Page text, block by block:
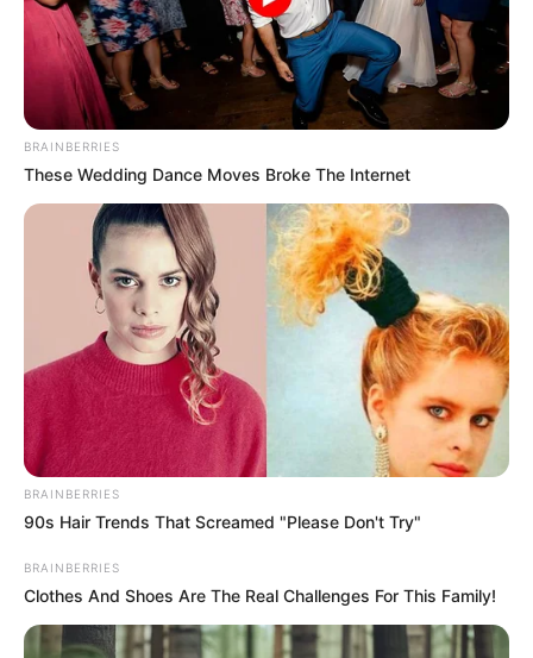
BRAINBERRIES
These Wedding Dance Moves Broke The Internet
BRAINBERRIES
90s Hair Trends That Screamed "Please Don't Try"
BRAINBERRIES
Clothes And Shoes Are The Real Challenges For This Family!